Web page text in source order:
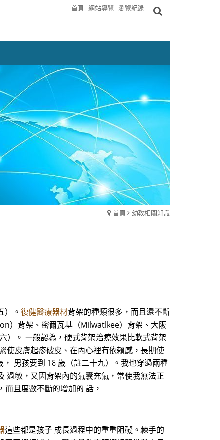
首頁 網站導覽 瀏覽紀錄
首頁 幼教相關知識
）。 復健醫療器材背架的種類很多，而且還不斷
）背架、密爾瓦基（Milwatlkee）背架、大阪
）。 一般認為，硬式背架治療效果比軟式背架
使皮膚起疹破皮、在內心裡有依賴感，長期使
男孩要到 18 歲（註二十九）。我也穿過兩種
過敏，又因背架內的氣囊充氣，常使我無法正
且度數不斷的增加的 話，
這些都是孩子 成長過程中的重重阻礙。棘手的